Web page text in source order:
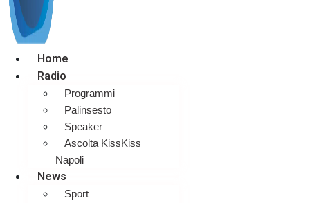
Home
Radio
Programmi
Palinsesto
Speaker
Ascolta KissKiss
Napoli
News
Sport